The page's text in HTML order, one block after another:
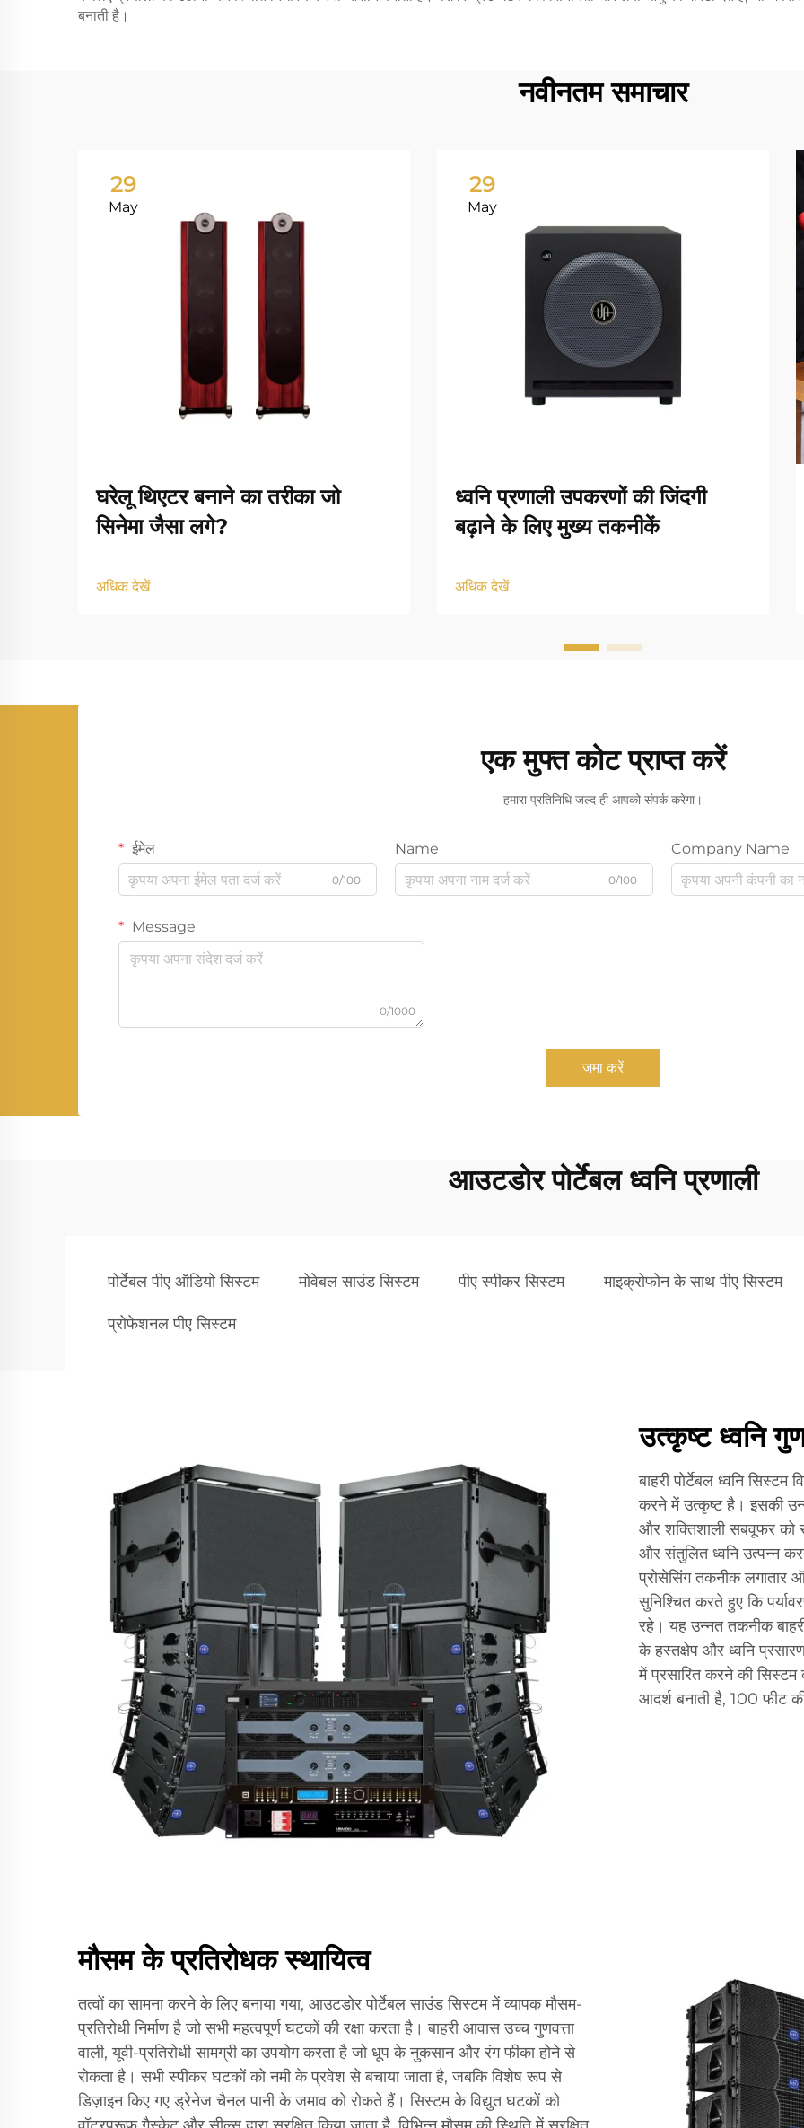
बनाती है।
नवीनतम समाचार
29
May
घरेलू थिएटर बनाने का तरीका जो
सिनेमा जैसा लगे?
अधिक देखें
29
May
ध्वनि प्रणाली उपकरणों की जिंदगी
बढ़ाने के लिए मुख्य तकनीकें
अधिक देखें
एक मुफ्त कोट प्राप्त करें
हमारा प्रतिनिधि जल्द ही आपको संपर्क करेगा।
ईमेल
0/100
Name
0/100
Company Name
Message
0/1000
जमा करें
आउटडोर पोर्टेबल ध्वनि प्रणाली
पोर्टेबल पीए ऑडियो सिस्टम मोवेबल साउंड सिस्टम पीए स्पीकर सिस्टम माइक्रोफोन के साथ पीए सिस्टम
प्रोफेशनल पीए सिस्टम
उत्कृष्ट ध्वनि
बाहरी पोर्टेबल ध्वनि सिस्टम
करने में उत्कृष्ट है। इसकी
और शक्तिशाली सबवूफर को
और संतुलित ध्वनि उत्पन्न
प्रोसेसिंग तकनीक लगातार
सुनिश्चित करते हुए कि
रहे। यह उन्नत तकनीक
के हस्तक्षेप और ध्वनि
में प्रसारित करने की सिस्टम
आदर्श बनाती है, 100 फीट
मौसम के प्रतिरोधक स्थायित्व
तत्वों का सामना करने के लिए बनाया गया, आउटडोर पोर्टेबल साउंड सिस्टम में व्यापक मौसम-
प्रतिरोधी निर्माण है जो सभी महत्वपूर्ण घटकों की रक्षा करता है। बाहरी आवास उच्च गुणवत्ता
वाली, यूवी-प्रतिरोधी सामग्री का उपयोग करता है जो धूप के नुकसान और रंग फीका होने से
रोकता है। सभी स्पीकर घटकों को नमी के प्रवेश से बचाया जाता है, जबकि विशेष रूप से
डिज़ाइन किए गए ड्रेनेज चैनल पानी के जमाव को रोकते हैं। सिस्टम के विद्युत घटकों को